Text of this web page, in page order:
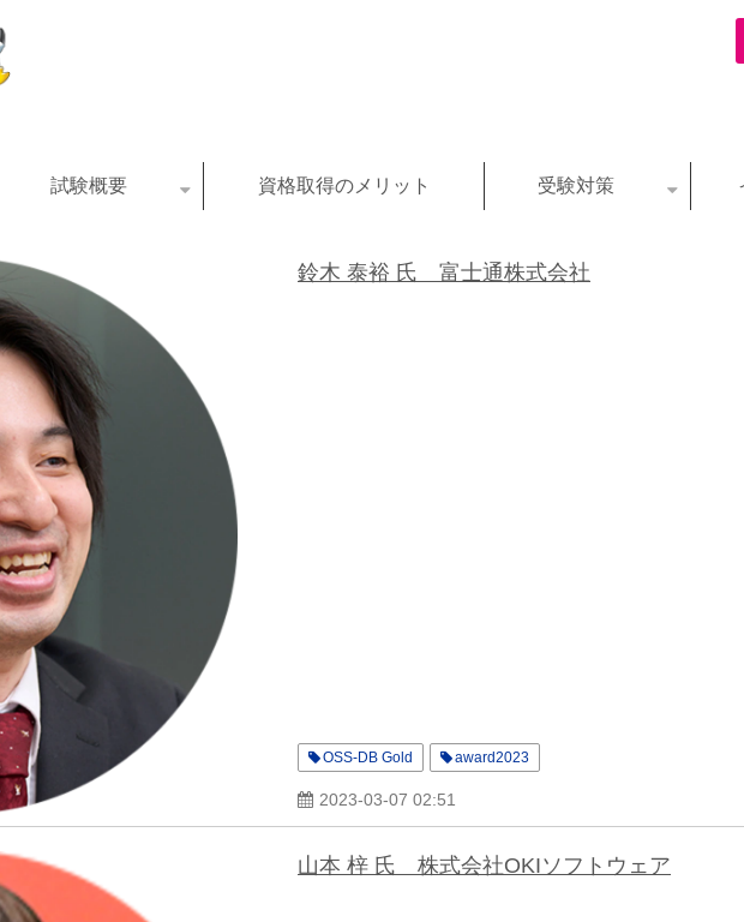
試験概要 資格取得のメリット 受験対策
鈴木 泰裕 氏 富士通株式会社
OSS-DB Gold award2023
2023-03-07 02:51
山本 梓 氏 株式会社OKIソフトウェア